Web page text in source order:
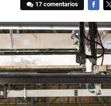
17 comentarios